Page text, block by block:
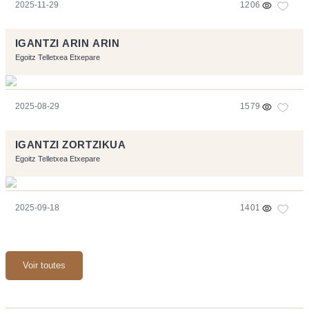
2025-11-29 1206
IGANTZI ARIN ARIN
Egoitz Telletxea Etxepare
2025-08-29 1579
IGANTZI ZORTZIKUA
Egoitz Telletxea Etxepare
2025-09-18 1401
Voir toutes